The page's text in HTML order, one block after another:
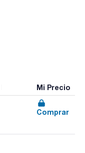
Mi Precio
Comprar